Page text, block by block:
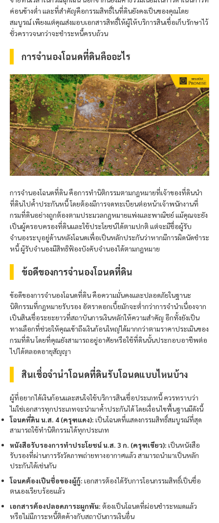
ค่อนข้างต่ำ และที่สำคัญคือกรรมสิทธิ์ในที่ดินยังคงเป็นของคุณโดย
สมบูรณ์ เพียงแต่คุณส่งมอบเอกสารสิทธิ์ให้ผู้ให้บริการสินเชื่อเก็บรักษาไว้
ชั่วคราวจนกว่าจะชำระหนี้ครบถ้วน
การจำนองโฉนดที่ดินคืออะไร
การจำนองโฉนดที่ดิน คือการทำนิติกรรมตามกฎหมายที่เจ้าของที่ดินนำ
ที่ดินไปค้ำประกันหนี้ โดยต้องมีการจดทะเบียนต่อหน้าเจ้าพนักงานที่
กรมที่ดินอย่างถูกต้องตามประมวลกฎหมายแพ่งและพาณิชย์ แม้คุณจะยัง
เป็นผู้ครอบครองที่ดินและใช้ประโยชน์ได้ตามปกติ แต่จะมีชื่อผู้รับ
จำนองระบุอยู่ด้านหลังโฉนดเพื่อเป็นหลักประกันว่าหากมีการผิดนัดชำระ
หนี้ ผู้รับจำนองมีสิทธิฟ้องบังคับจำนองได้ตามกฎหมาย
ข้อดีของการจำนองโฉนดที่ดิน
ข้อดีของการจำนองโฉนดที่ดิน คือความมั่นคงและปลอดภัยในฐานะ
นิติกรรมที่กฎหมายรับรอง อัตราดอกเบี้ยมักจะต่ำกว่าการจำนำเนื่องจาก
เป็นสินเชื่อระยะยาวที่สถาบันการเงินหลักให้ความสำคัญ อีกทั้งยังเป็น
ทางเลือกที่ช่วยให้คุณเข้าถึงเงินก้อนใหญ่ได้มากกว่าตามราคาประเมินของ
กรมที่ดิน โดยที่คุณยังสามารถอยู่อาศัยหรือใช้ที่ดินนั้นประกอบอาชีพต่อ
ไปได้ตลอดอายุสัญญา
สินเชื่อจำนำโฉนดที่ดินรับโฉนดแบบไหนบ้าง
ผู้ที่อยากได้เงินก้อนและสนใจใช้บริการสินเชื่อประเภทนี้ ควรทราบว่า
ไม่ใช่เอกสารทุกประเภทจะนำมาค้ำประกันได้ โดยเงื่อนไขพื้นฐานมีดังนี้
โฉนดที่ดิน น.ส. 4 (ครุฑแดง): เป็นโฉนดที่แสดงกรรมสิทธิ์สมบูรณ์ที่สุด
สามารถใช้ทำนิติกรรมได้ทุกประเภท
หนังสือรับรองการทำประโยชน์ น.ส. 3 ก. (ครุฑเขียว): เป็นหนังสือ
รับรองที่ผ่านการรังวัดภาพถ่ายทางอากาศแล้ว สามารถนำมาเป็นหลัก
ประกันได้เช่นกัน
โฉนดต้องเป็นชื่อของผู้กู้: เอกสารต้องได้รับการโอนกรรมสิทธิ์เป็นชื่อ
ตนเองเรียบร้อยแล้ว
เอกสารต้องปลอดภาระผูกพัน: ต้องเป็นโฉนดที่ผ่อนชำระหมดแล้ว
หรือไม่มีภาระหนี้ติดค้างกับสถาบันการเงินอื่น